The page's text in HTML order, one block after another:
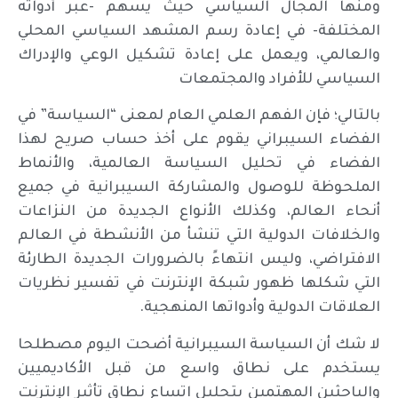
ومنها المجال السياسي حيث يسهم -عبر أدواته
المختلفة- في إعادة رسم المشهد السياسي المحلي
والعالمي، ويعمل على إعادة تشكيل الوعي والإدراك
السياسي للأفراد والمجتمعات
بالتالي؛ فإن الفهم العلمي العام لمعنى “السياسة” في
الفضاء السيبراني يقوم على أخذ حساب صريح لهذا
الفضاء في تحليل السياسة العالمية، والأنماط
الملحوظة للوصول والمشاركة السيبرانية في جميع
أنحاء العالم، وكذلك الأنواع الجديدة من النزاعات
والخلافات الدولية التي تنشأ من الأنشطة في العالم
الافتراضي، وليس انتهاءً بالضرورات الجديدة الطارئة
التي شكلها ظهور شبكة الإنترنت في تفسير نظريات
العلاقات الدولية وأدواتها المنهجية.
لا شك أن السياسة السيبرانية أضحت اليوم مصطلحا
يستخدم على نطاق واسع من قبل الأكاديميين
والباحثين المهتمين بتحليل اتساع نطاق تأثير الإنترنت